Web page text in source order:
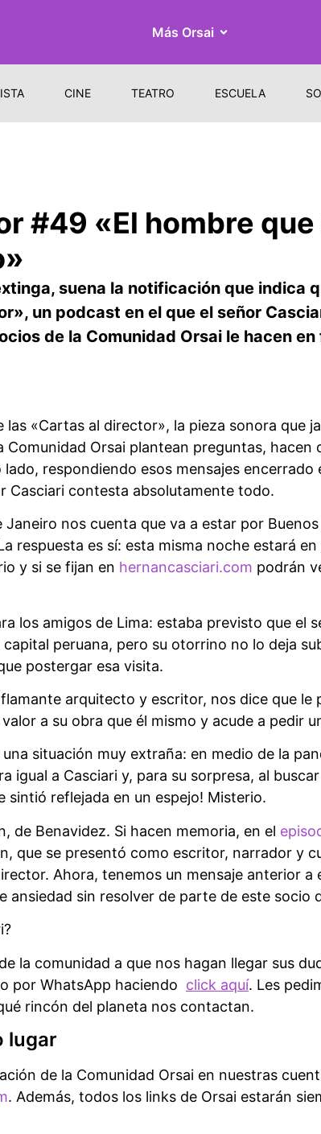
Más Orsai
CINE TEATRO ESCUELA
#49 «El hombre que
suena la notificación que indica
un podcast en el que el señor
de la Comunidad Orsai le hacen
las «Cartas al director», la pieza sonora que
Comunidad Orsai plantean preguntas, hacen
respondiendo esos mensajes encerrado
Casciari contesta absolutamente todo.
Janeiro nos cuenta que va a estar por
respuesta es sí: esta misma noche estará
y si se fijan en hernancasciari.com podrán
los amigos de Lima: estaba previsto que el
peruana, pero su otorrino no lo deja
postergar esa visita.
arquitecto y escritor, nos dice que le
a su obra que él mismo y acude a pedir
situación muy extraña: en medio de la
a Casciari y, para su sorpresa, al
sintió reflejada en un espejo! Misterio.
de Benavidez. Si hacen memoria, en el
que se presentó como escritor, narrador y
Ahora, tenemos un mensaje anterior a
ansiedad sin resolver de parte de este socio
la comunidad a que nos hagan llegar sus
por WhatsApp haciendo click aquí. Les
rincón del planeta nos contactan.
lugar
de la Comunidad Orsai en nuestras
. Además, todos los links de Orsai estarán